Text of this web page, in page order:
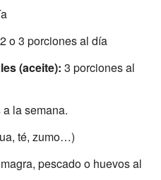
2 o 3 porciones al día
(aceite): 3 porciones al
la semana.
té, zumo…)
pescado o huevos al